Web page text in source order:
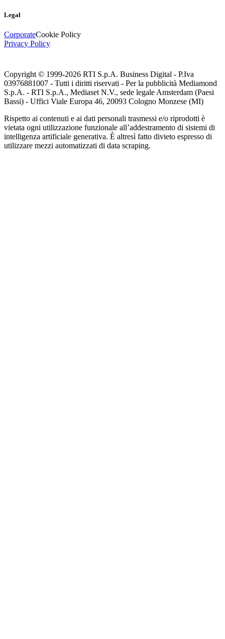
Legal
CorporateCookie Policy
Privacy Policy
Copyright © 1999-2026 RTI S.p.A. Business Digital - P.Iva
03976881007 - Tutti i diritti riservati - Per la pubblicità Mediamond
S.p.A. - RTI S.p.A., Mediaset N.V., sede legale Amsterdam (Paesi
Bassi) - Uffici Viale Europa 46, 20093 Cologno Monzese (MI)
Rispetto ai contenuti e ai dati personali trasmessi e/o riprodotti è
vietata ogni utilizzazione funzionale all’addestramento di sistemi di
intelligenza artificiale generativa. È altresì fatto divieto espresso di
utilizzare mezzi automatizzati di data scraping.